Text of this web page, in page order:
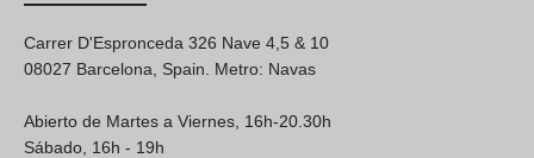
Carrer D'Espronceda 326 Nave 4,5 & 10
08027 Barcelona, Spain. Metro: Navas
Abierto de Martes a Viernes, 16h-20.30h
Sábado, 16h - 19h